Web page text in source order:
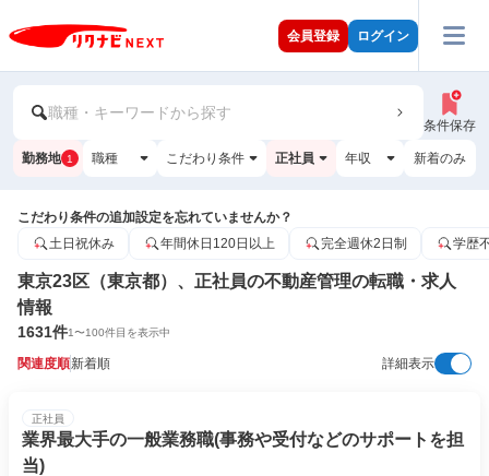
会員登録 ログイン
職種・キーワードから探す
条件保存
勤務地 1 職種 こだわり条件 正社員 年収 新着のみ
こだわり条件の追加設定を忘れていませんか？
土日祝休み
年間休日120日以上 完全週休2日制 学歴
東京23区（東京都）、正社員の不動産管理の転職・求人
情報
1631件1〜100件目を表示中
関連度順新着順 詳細表示
正社員
業界最大手の一般業務職(事務や受付などのサポートを担
当)